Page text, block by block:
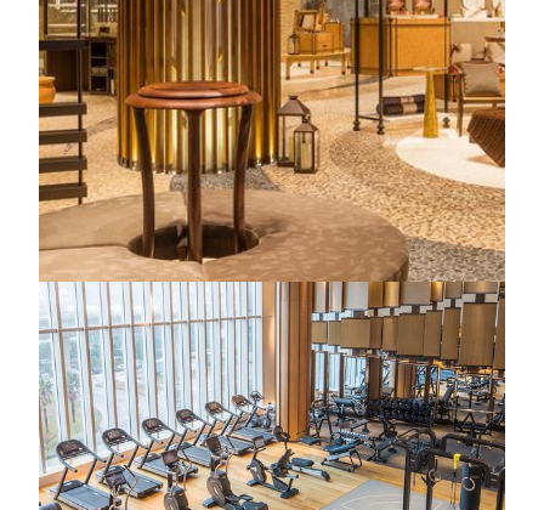
水疗项目
上午11时 至 晚上11时
水疗设施
上午11时 至 晚上10时
发廊
中午12时 至 晚上8时
了解更多
美狮美高梅
健身室
健身房位于"禅潺"水疗中心内，设有多项先进健身器材
和Omnia功能训练器材，用作改善心脏功能训练与力度
锻炼。设有专业有氧舞蹈教室，为宾客提供理想的热身